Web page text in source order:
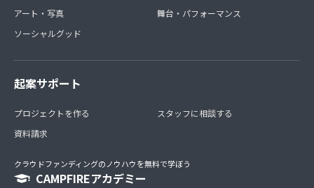
アート・写真
ソーシャルグッド
舞台・パフォーマンス
起案サポート
プロジェクトを作る
資料請求
スタッフに相談する
クラウドファンディングのノウハウを無料で学ぼう
CAMPFIREアカデミー